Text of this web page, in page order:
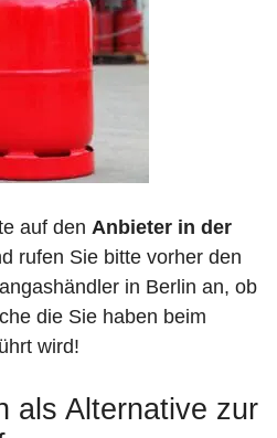
auf den Anbieter in der
rufen Sie bitte vorher den
in Berlin an, ob
die Sie haben beim
wird!
als Alternative zur